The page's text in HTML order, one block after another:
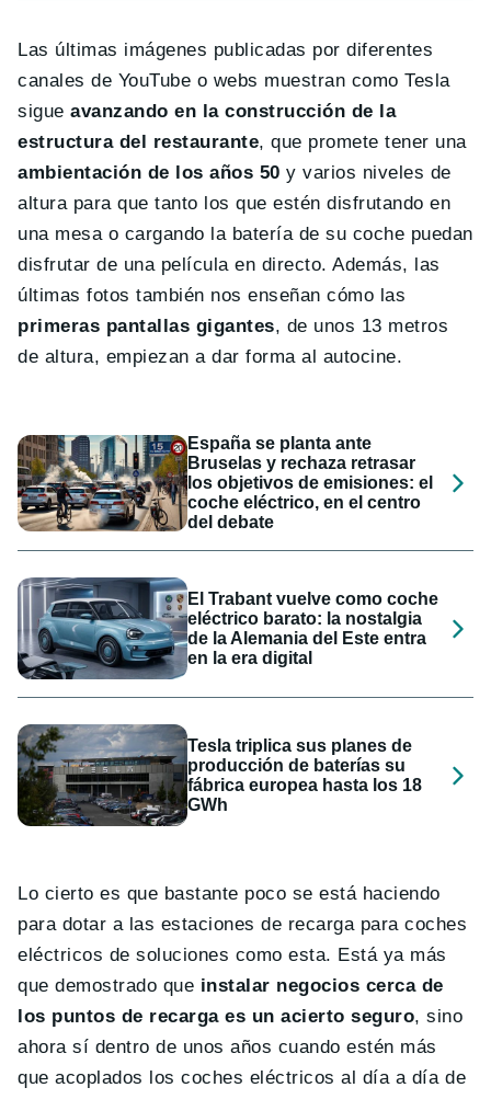
Las últimas imágenes publicadas por diferentes
canales de YouTube o webs muestran como Tesla
sigueavanzando en la construcción de la
estructura del restaurante, que promete tener una
ambientación de los años 50 y varios niveles de
altura para que tanto los que estén disfrutando en
una mesa o cargando la batería de su coche puedan
disfrutar de una película en directo. Además, las
últimas fotos también nos enseñan cómo las
primeras pantallas gigantes, de unos 13 metros
de altura, empiezan a dar forma al autocine.
España se planta ante
Bruselas y rechaza retrasar
los objetivos de emisiones: el
coche eléctrico, en el centro
del debate
El Trabant vuelve como coche
eléctrico barato: la nostalgia
de la Alemania del Este entra
en la era digital
Tesla triplica sus planes de
producción de baterías su
fábrica europea hasta los 18
GWh
Lo cierto es que bastante poco se está haciendo
para dotar a las estaciones de recarga para coches
eléctricos de soluciones como esta. Está ya más
que demostrado que instalar negocios cerca de
los puntos de recarga es un acierto seguro, sino
ahora sí dentro de unos años cuando estén más
que acoplados los coches eléctricos al día a día de